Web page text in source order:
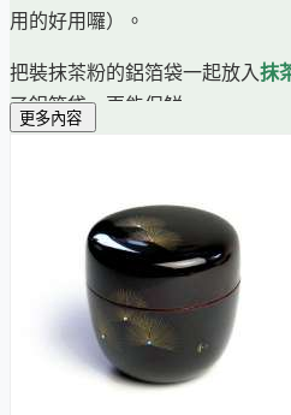
用的好用囉）。
把裝抹茶粉的鋁箔袋一起放入抹
了鋁箔袋，更能保鮮。
茶道中則常會看到抹茶粉直接裝
是所謂的「茶棗 」。
傳統茶棗為木製，加上日本特有
增加防水功能。如今木製的漆器
幣的算大眾款，數萬元的都很常
更多內容